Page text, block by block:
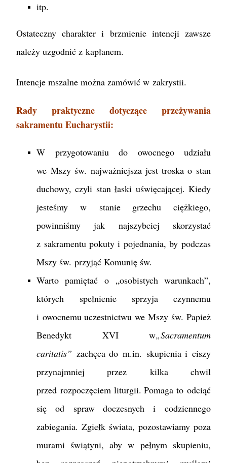
itp.
Ostateczny charakter i brzmienie intencji zawsze
należy uzgodnić z kapłanem.
Intencje mszalne można zamówić w zakrystii.
Rady praktyczne dotyczące przeżywania
sakramentu Eucharystii:
W przygotowaniu do owocnego udziału
we Mszy św. najważniejsza jest troska o stan
duchowy, czyli stan łaski uświęcającej. Kiedy
jesteśmy w stanie grzechu ciężkiego,
powinniśmy jak najszybciej skorzystać
z sakramentu pokuty i pojednania, by podczas
Mszy św. przyjąć Komunię św.
Warto pamiętać o „osobistych warunkach”,
których spełnienie sprzyja czynnemu
i owocnemu uczestnictwu we Mszy św. Papież
Benedykt XVI w„Sacramentum
caritatis” zachęca do m.in. skupienia i ciszy
przynajmniej przez kilka chwil
przed rozpoczęciem liturgii. Pomaga to odciąć
się od spraw doczesnych i codziennego
zabiegania. Zgiełk świata, pozostawiamy poza
murami świątyni, aby w pełnym skupieniu,